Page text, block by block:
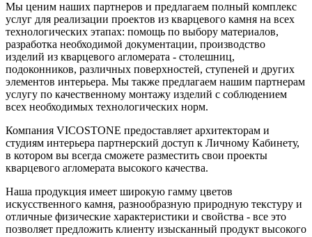
Мы ценим наших партнеров и предлагаем полный комплекс
услуг для реализации проектов из кварцевого камня на всех
технологических этапах: помощь по выбору материалов,
разработка необходимой документации, производство
изделий из кварцевого агломерата - столешниц,
подоконников, различных поверхностей, ступеней и других
элементов интерьера. Мы также предлагаем нашим партнерам
услугу по качественному монтажу изделий с соблюдением
всех необходимых технологических норм.
Компания VICOSTONE предоставляет архитекторам и
студиям интерьера партнерский доступ к Личному Кабинету,
в котором вы всегда сможете разместить свои проекты
кварцевого агломерата высокого качества.
Наша продукция имеет широкую гамму цветов
искусственного камня, разнообразную природную текстуру и
отличные физические характеристики и свойства - все это
позволяет предложить клиенту изысканный продукт высокого